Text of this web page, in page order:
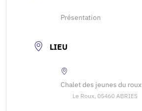
Présentation
LIEU
Chalet des jeunes du roux
Le Roux, 05460 ABRIES